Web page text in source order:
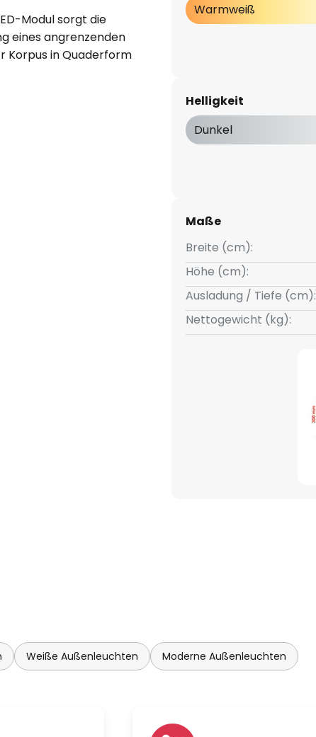
Modul sorgt die
eines angrenzenden
Korpus in Quaderform
Glas.
Warmweiß
Helligkeit
Dunkel
Maße
Breite (cm):
Höhe (cm):
Ausladung / Tiefe (cm):
Nettogewicht (kg):
Weiße Außenleuchten Moderne Außenleuchten